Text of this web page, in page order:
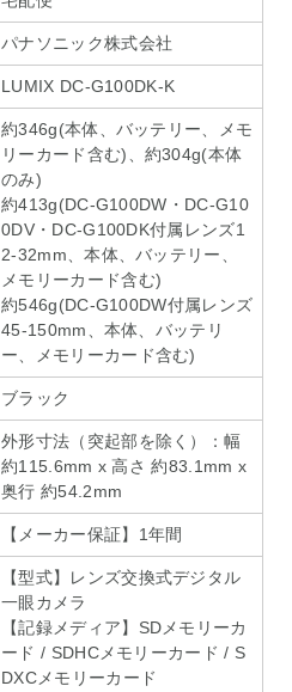
パナソニック株式会社
LUMIX DC-G100DK-K
約346g(本体、バッテリー、メモ
リーカード含む)、約304g(本体
のみ)
約413g(DC-G100DW・DC-G10
0DV・DC-G100DK付属レンズ1
2-32mm、本体、バッテリー、
メモリーカード含む)
約546g(DC-G100DW付属レンズ
45-150mm、本体、バッテリ
ー、メモリーカード含む)
ブラック
外形寸法（突起部を除く）：幅
約115.6mm x 高さ 約83.1mm x
奥行 約54.2mm
【メーカー保証】1年間
【型式】レンズ交換式デジタル
一眼カメラ
【記録メディア】SDメモリーカ
ード / SDHCメモリーカード / S
DXCメモリーカード